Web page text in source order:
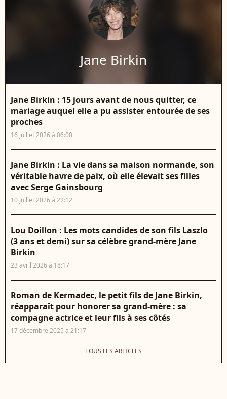
Jane Birkin
Jane Birkin : 15 jours avant de nous quitter, ce
mariage auquel elle a pu assister entourée de ses
proches
16 juillet 2026 à 06:00
Jane Birkin : La vie dans sa maison normande, son
véritable havre de paix, où elle élevait ses filles
avec Serge Gainsbourg
10 juillet 2026 à 22:12
Lou Doillon : Les mots candides de son fils Laszlo
(3 ans et demi) sur sa célèbre grand-mère Jane
Birkin
23 avril 2026 à 18:17
Roman de Kermadec, le petit fils de Jane Birkin,
réapparaît pour honorer sa grand-mère : sa
compagne actrice et leur fils à ses côtés
17 décembre 2025 à 21:17
TOUS LES ARTICLES